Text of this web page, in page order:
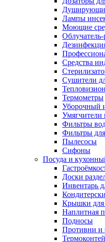
Лампы
Моющие
Средства
Сушители
Термометры
Уборочный
Умягчители
Фильтры
Фильтры
Пылесосы
Сифоны
Посуда и
Доски
Инвентарь
Крышки для
Наплитная
Подносы
Противни и